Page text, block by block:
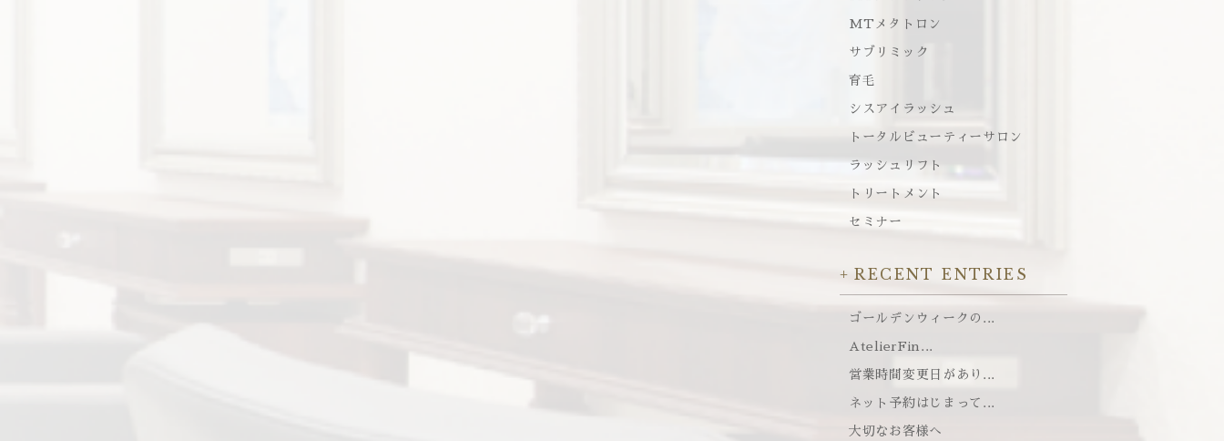
MTメタトロン
サブリミック
育毛
シスアイラッシュ
トータルビューティーサロン
ラッシュリフト
トリートメント
セミナー
RECENT ENTRIES
ゴールデンウィークの...
AtelierFin...
営業時間変更日があり...
ネット予約はじまって...
大切なお客様へ